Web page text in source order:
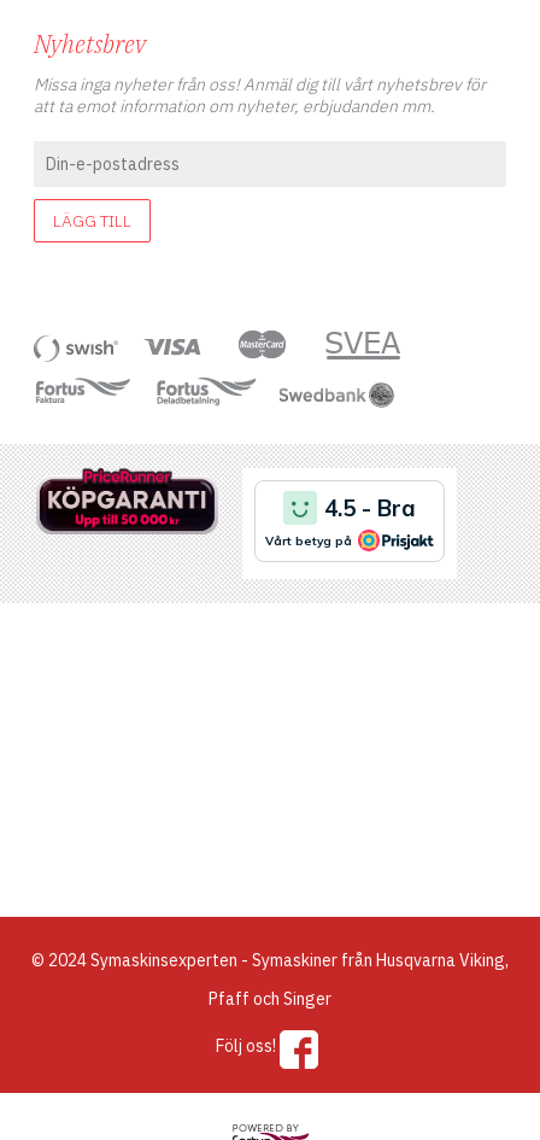
Nyhetsbrev
Missa inga nyheter från oss! Anmäl dig till vårt nyhetsbrev för
att ta emot information om nyheter, erbjudanden mm.
LÄGG TILL
© 2024 Symaskinsexperten - Symaskiner från Husqvarna Viking,
Pfaff och Singer
Följ oss!